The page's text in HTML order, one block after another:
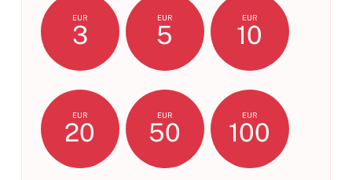
EUR
3
EUR
5
EUR
10
EUR
20
EUR
50
EUR
100